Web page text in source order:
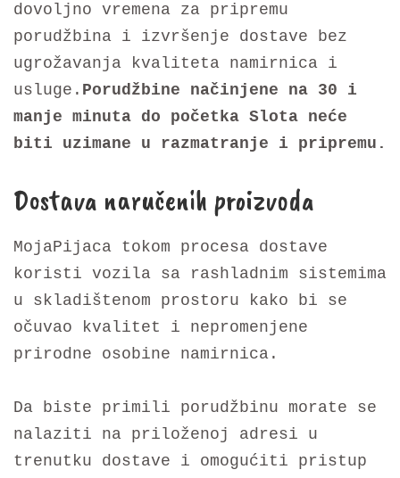
dovoljno vremena za pripremu
porudžbina i izvršenje dostave bez
ugrožavanja kvaliteta namirnica i
usluge. Porudžbine načinjene na 30 i
manje minuta do početka Slota neće
biti uzimane u razmatranje i pripremu.
Dostava naručenih proizvoda
MojaPijaca tokom procesa dostave
koristi vozila sa rashladnim sistemima
u skladištenom prostoru kako bi se
očuvao kvalitet i nepromenjene
prirodne osobine namirnica.
Da biste primili porudžbinu morate se
nalaziti na priloženoj adresi u
trenutku dostave i omogućiti pristup